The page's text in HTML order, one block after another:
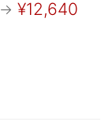
→ ¥12,640